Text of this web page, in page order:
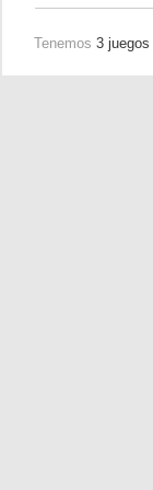
Tenemos 3 juegos